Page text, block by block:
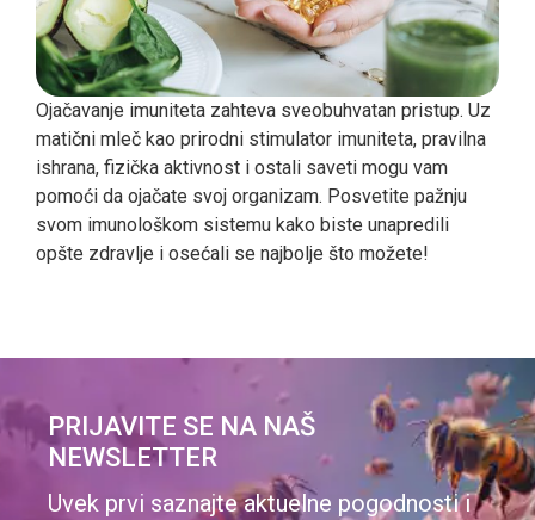
Ojačavanje imuniteta zahteva sveobuhvatan pristup. Uz
matični mleč kao prirodni stimulator imuniteta, pravilna
ishrana, fizička aktivnost i ostali saveti mogu vam
pomoći da ojačate svoj organizam. Posvetite pažnju
svom imunološkom sistemu kako biste unapredili
opšte zdravlje i osećali se najbolje što možete!
PRIJAVITE SE NA NAŠ
NEWSLETTER
Uvek prvi saznajte aktuelne pogodnosti i